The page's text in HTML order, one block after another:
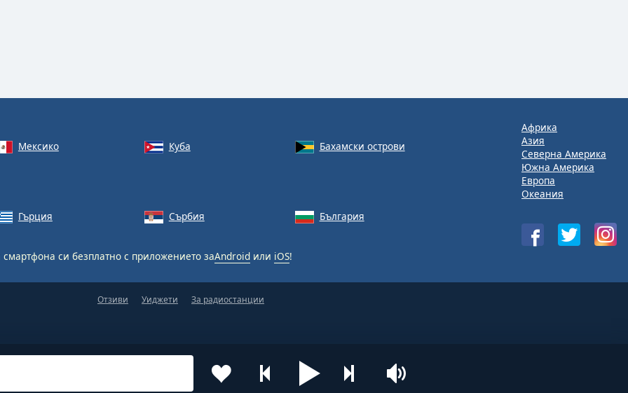
Мексико Куба
Бахамски острови
Гърция Сърбия България
смартфона си безплатно с приложението заAndroid или iOS!
Африка
Азия
Северна Америка
Южна Америка
Европа
Океания
Отзиви Уиджети За радиостанции